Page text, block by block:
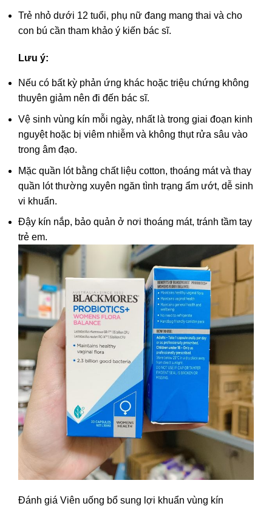
Trẻ nhỏ dưới 12 tuổi, phụ nữ đang mang thai và cho
con bú cần tham khảo ý kiến bác sĩ.
Lưu ý:
Nếu có bất kỳ phản ứng khác hoặc triệu chứng không
thuyên giảm nên đi đến bác sĩ.
Vệ sinh vùng kín mỗi ngày, nhất là trong giai đoạn kinh
nguyệt hoặc bị viêm nhiễm và không thụt rửa sâu vào
trong âm đạo.
Mặc quần lót bằng chất liệu cotton, thoáng mát và thay
quần lót thường xuyên ngăn tình trạng ẩm ướt, dễ sinh
vi khuẩn.
Đậy kín nắp, bảo quản ở nơi thoáng mát, tránh tầm tay
trẻ em.
Đánh giá Viên uống bổ sung lợi khuẩn vùng kín